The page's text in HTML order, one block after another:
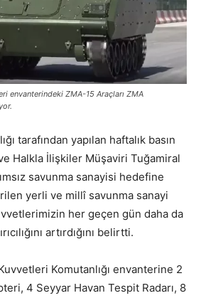
envanterindeki ZMA-15 Araçları ZMA
tarafından yapılan haftalık basın
ve Halkla İlişkiler Müşaviri Tuğamiral
savunma sanayisi hedefine
yerli ve millî savunma sanayi
her geçen gün daha da
artırdığını belirtti.
Komutanlığı envanterine 2
4 Seyyar Havan Tespit Radarı, 8